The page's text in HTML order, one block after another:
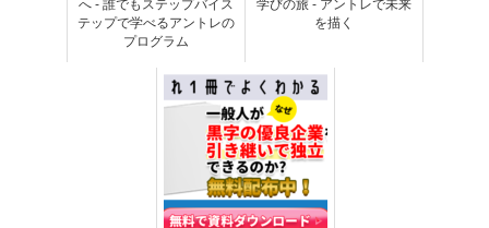
へ - 誰でもステップバイス
テップで学べるアントレの
プログラム
学びの旅 - アントレで未来
を描く